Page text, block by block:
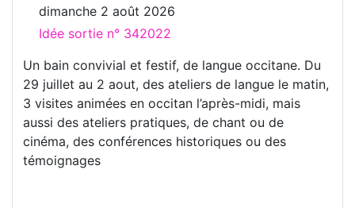
dimanche 2 août 2026
Idée sortie n° 342022
Un bain convivial et festif, de langue occitane. Du
29 juillet au 2 aout, des ateliers de langue le matin,
3 visites animées en occitan l’après-midi, mais
aussi des ateliers pratiques, de chant ou de
cinéma, des conférences historiques ou des
témoignages